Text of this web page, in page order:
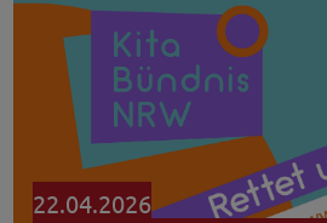
22.04.2026